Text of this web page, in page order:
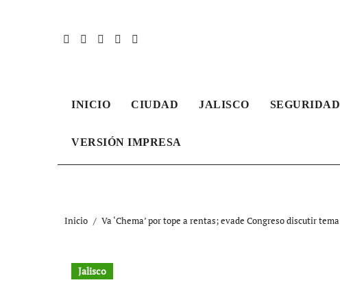
INICIO CIUDAD JALISCO SEGURIDAD
VERSIÓN IMPRESA
Inicio Va ‘Chema’ por tope a rentas; evade Congreso discutir tema
Jalisco